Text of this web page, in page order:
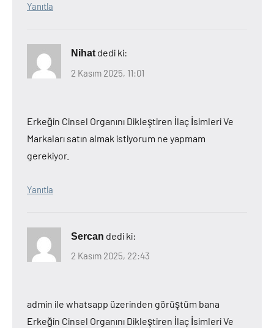
Yanıtla
Nihat dedi ki:
2 Kasım 2025, 11:01
Erkeğin Cinsel Organını Dikleştiren İlaç İsimleri Ve
Markaları satın almak istiyorum ne yapmam
gerekiyor.
Yanıtla
Sercan dedi ki:
2 Kasım 2025, 22:43
admin ile whatsapp üzerinden görüştüm bana
Erkeğin Cinsel Organını Dikleştiren İlaç İsimleri Ve